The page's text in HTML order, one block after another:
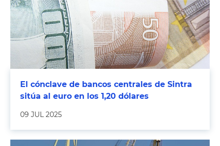
El cónclave de bancos centrales de Sintra
sitúa al euro en los 1,20 dólares
09 JUL 2025